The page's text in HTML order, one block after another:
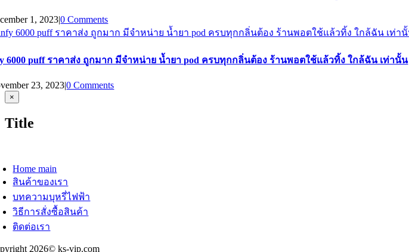
1, 2023|0 Comments
6000 puff ราคาส่ง ถูกมาก มีจำหน่าย น้ำยา pod ครบทุกกลิ่นต้อง ร้านพอตใช้แล้วทิ้ง ใกล้ฉัน เท่านั้น
23, 2023|0 Comments
Close
product
view
×
Title
Home main
สินค้าของเรา
บทความบุหรี่ไฟฟ้า
วิธีการสั่งซื้อสินค้า
ติดต่อเรา
2026© ks-vip.com